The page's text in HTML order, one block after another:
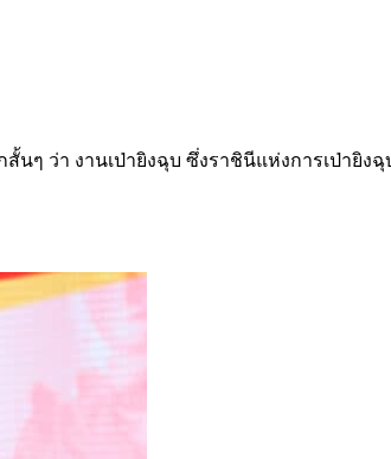
นๆ ว่า งานเป่ายิงฉุบ ซึ่งราชินีแห่งการเป่ายิงฉุ